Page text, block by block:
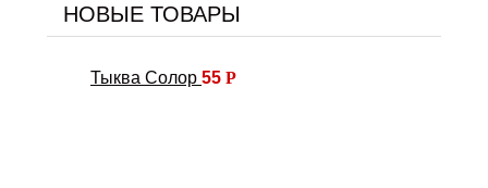
НОВЫЕ ТОВАРЫ
Тыква Солор 55 Р